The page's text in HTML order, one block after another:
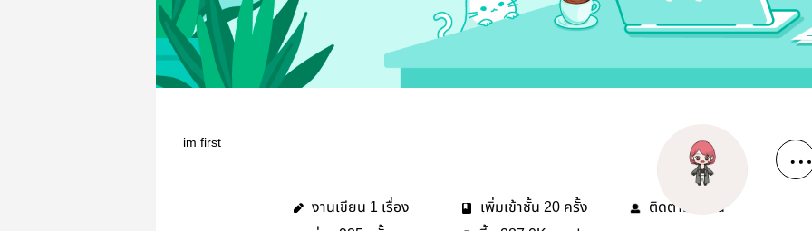
im first
งานเขียน 1 เรื่อง เพิ่มเข้าชั้น 20 ครั้ง ติดตาม
คน